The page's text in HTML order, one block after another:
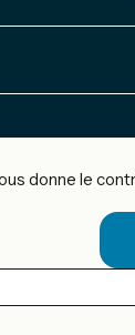
donne le